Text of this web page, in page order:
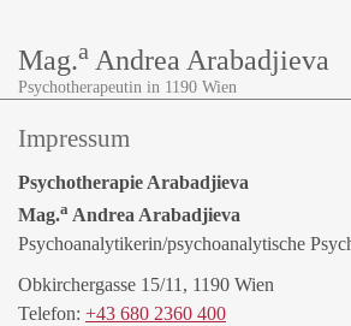
Mag.a Andrea Arabadjieva
Psychotherapeutin in 1190 Wien
Impressum
Psychotherapie Arabadjieva
Mag.a Andrea Arabadjieva
Psychoanalytikerin/psychoanalytische
Obkirchergasse 15/11, 1190 Wien
Telefon: +43 680 2360 400